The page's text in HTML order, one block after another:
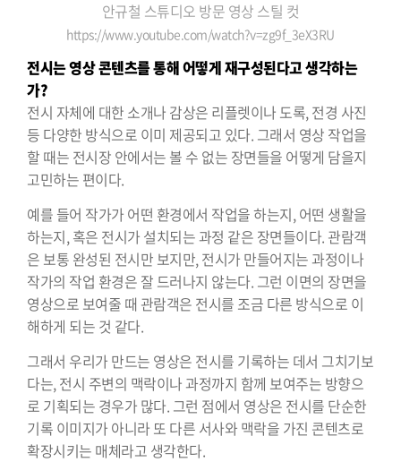
안규철 스튜디오 방문 영상 스틸 컷
https://www.youtube.com/watch?v=zg9f_3eX3RU
전시는 영상 콘텐츠를 통해 어떻게 재구성된다고 생각하는
가?
전시 자체에 대한 소개나 감상은 리플렛이나 도록, 전경 사진
등 다양한 방식으로 이미 제공되고 있다. 그래서 영상 작업을
할 때는 전시장 안에서는 볼 수 없는 장면들을 어떻게 담을지
고민하는 편이다.
예를 들어 작가가 어떤 환경에서 작업을 하는지, 어떤 생활을
하는지, 혹은 전시가 설치되는 과정 같은 장면들이다. 관람객
은 보통 완성된 전시만 보지만, 전시가 만들어지는 과정이나
작가의 작업 환경은 잘 드러나지 않는다. 그런 이면의 장면을
영상으로 보여줄 때 관람객은 전시를 조금 다른 방식으로 이
해하게 되는 것 같다.
그래서 우리가 만드는 영상은 전시를 기록하는 데서 그치기보
다는, 전시 주변의 맥락이나 과정까지 함께 보여주는 방향으
로 기획되는 경우가 많다. 그런 점에서 영상은 전시를 단순한
기록 이미지가 아니라 또 다른 서사와 맥락을 가진 콘텐츠로
확장시키는 매체라고 생각한다.